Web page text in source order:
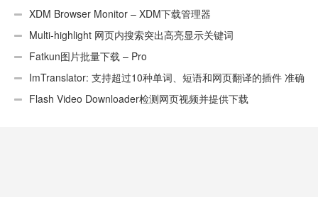
Chrome(TM)汉化版）
XDM Browser Monitor – XDM下载管理器
Multi-highlight 网页内搜索突出高亮显示关键词
Fatkun图片批量下载 – Pro
ImTranslator: 支持超过10种单词、短语和网页翻译的插件 准确
性不错Flash Video Downloader检测网页视频并提供下载